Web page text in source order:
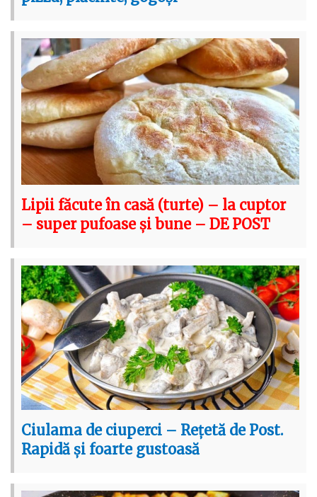
Lipii făcute în casă (turte) – la cuptor
– super pufoase și bune – DE POST
Ciulama de ciuperci – Rețetă de Post.
Rapidă și foarte gustoasă